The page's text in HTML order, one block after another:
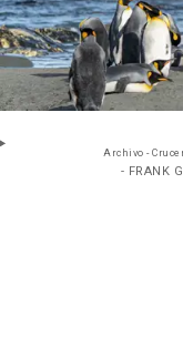
Archivo -
- FRANK